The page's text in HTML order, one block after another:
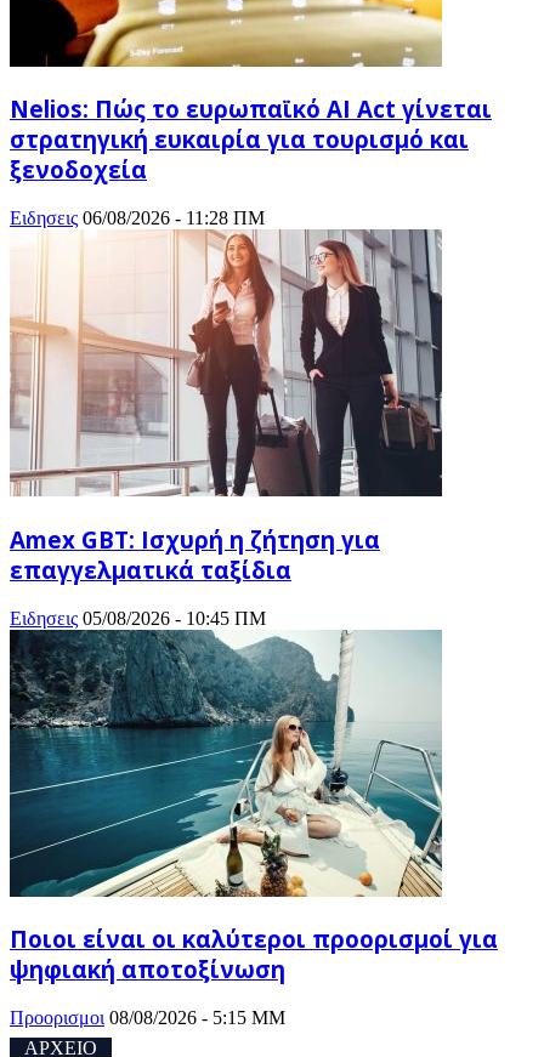
Nelios: Πώς το ευρωπαϊκό AI Act γίνεται
στρατηγική ευκαιρία για τουρισμό και
ξενοδοχεία
Ειδησεις 06/08/2026 - 11:28 ΠΜ
Amex GBT: Ισχυρή η ζήτηση για
επαγγελματικά ταξίδια
Ειδησεις 05/08/2026 - 10:45 ΠΜ
Ποιοι είναι οι καλύτεροι προορισμοί για
ψηφιακή αποτοξίνωση
Προορισμοι 08/08/2026 - 5:15 ΜΜ
ΑΡΧΕΙΟ